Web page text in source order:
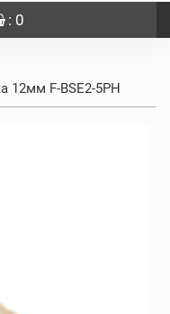
: 0
12мм F-BSE2-5PH